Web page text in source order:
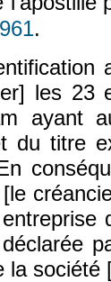
.
les 23
ayant
du titre
la société